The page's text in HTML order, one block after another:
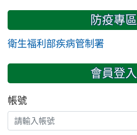
防疫專區
衛生福利部疾病管制署
會員登入
帳號